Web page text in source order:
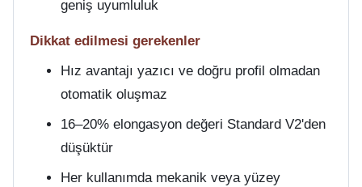
geniş uyumluluk
Dikkat edilmesi gerekenler
Hız avantajı yazıcı ve doğru profil olmadan
otomatik oluşmaz
16–20% elongasyon değeri Standard V2'den
düşüktür
Her kullanımda mekanik veya yüzey